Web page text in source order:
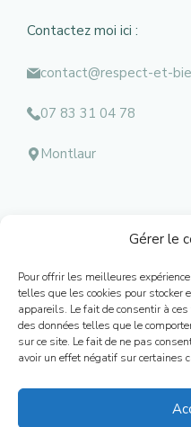
Gérer le
Pour offrir les meilleures
telles que les cookies pour stocker
appareils. Le fait de consentir à
des données telles que le
sur ce site. Le fait de ne pas
avoir un effet négatif sur certaines
Contactez moi ici :
contact@respect-et-
07 83 31 04 78
Montlaur
Mentions légales
Contacts
Conditions Générales de
Mon Compte